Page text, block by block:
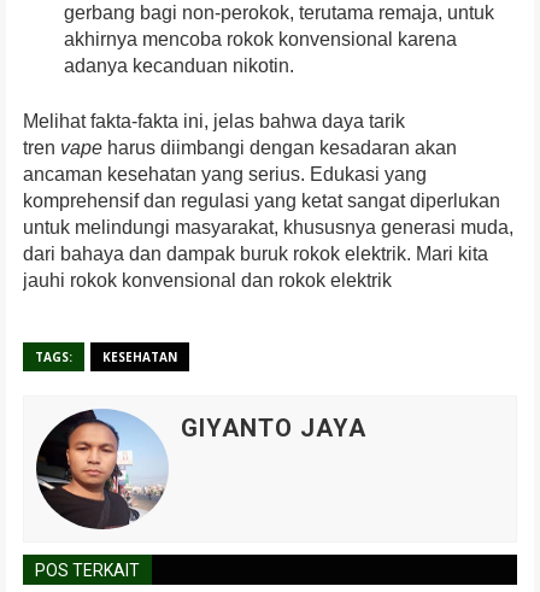
gerbang bagi non-perokok, terutama remaja, untuk
akhirnya mencoba rokok konvensional karena
adanya kecanduan nikotin.
Melihat fakta-fakta ini, jelas bahwa daya tarik
tren vape harus diimbangi dengan kesadaran akan
ancaman kesehatan yang serius. Edukasi yang
komprehensif dan regulasi yang ketat sangat diperlukan
untuk melindungi masyarakat, khususnya generasi muda,
dari bahaya dan dampak buruk rokok elektrik. Mari kita
jauhi rokok konvensional dan rokok elektrik
TAGS: KESEHATAN
GIYANTO JAYA
POS TERKAIT